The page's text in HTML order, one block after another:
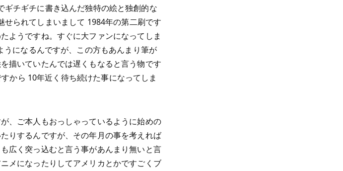
ギチギチに書き込んだ独特の絵と独創的な
せられてしまいまして 1984年の第二刷です
ようですね。すぐに大ファンになってしま
になるんですが、この方もあんまり筆が
描いていたんでは遅くもなると言う物です
から 10年近く待ち続けた事になってしま
、ご本人もおっしゃっているように始めの
りするんですが、その年月の事を考えれば
広く突っ込むと言う事があんまり無いと言
メになったりしてアメリカとかですごくブ